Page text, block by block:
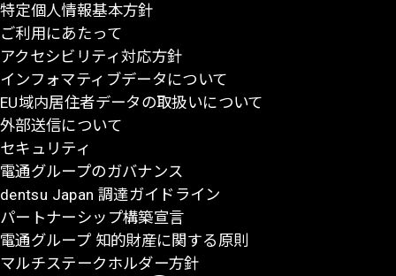
特定個人情報基本方針
ご利用にあたって
アクセシビリティ対応方針
インフォマティブデータについて
EU域内居住者データの取扱いについて
外部送信について
セキュリティ
電通グループのガバナンス
dentsu Japan 調達ガイドライン
パートナーシップ構築宣言
電通グループ 知的財産に関する原則
マルチステークホルダー方針